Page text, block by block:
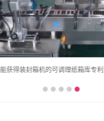
封箱机一台要多少钱买一台封箱机